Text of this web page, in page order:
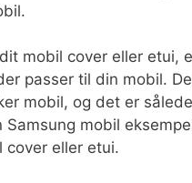
mobil cover eller
passer til din mobil.
mobil, og det er
Samsung mobil
cover eller etui.